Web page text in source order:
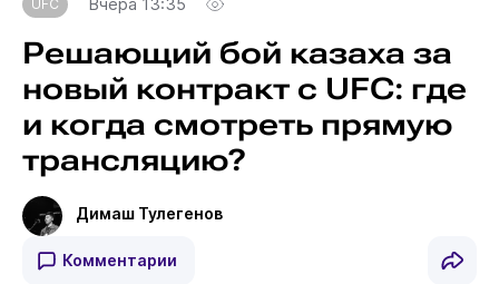
UFC Вчера 13:35
Решающий бой казаха за
новый контракт с UFC: где
и когда смотреть прямую
трансляцию?
Димаш Тулегенов
Комментарии